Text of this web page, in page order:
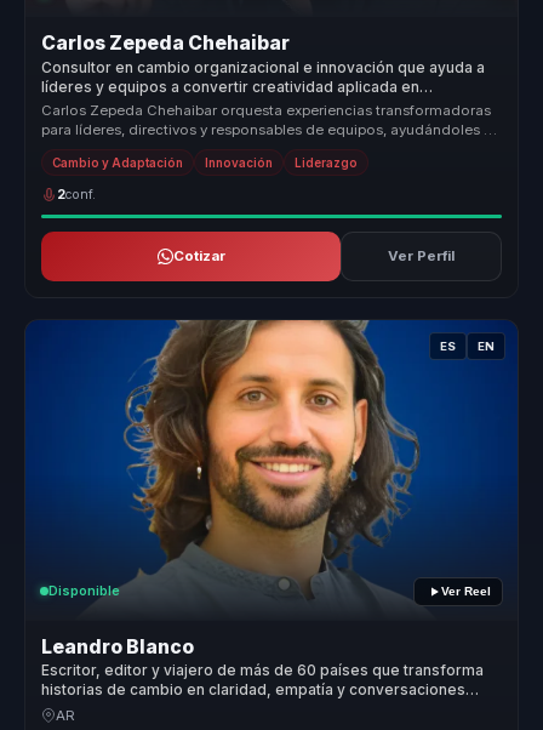
Carlos Zepeda Chehaibar
Consultor en cambio organizacional e innovación que ayuda a
líderes y equipos a convertir creatividad aplicada en
adaptación, cohesión y ventaja competitiva.
Carlos Zepeda Chehaibar orquesta experiencias transformadoras
para líderes, directivos y responsables de equipos, ayudándoles a
dejar atr...
Cambio y Adaptación Innovación Liderazgo
2conf.
Cotizar Ver Perfil
ES EN
Disponible Ver Reel
Leandro Blanco
Escritor, editor y viajero de más de 60 países que transforma
historias de cambio en claridad, empatía y conversaciones
memorables para líderes y equipos.
AR